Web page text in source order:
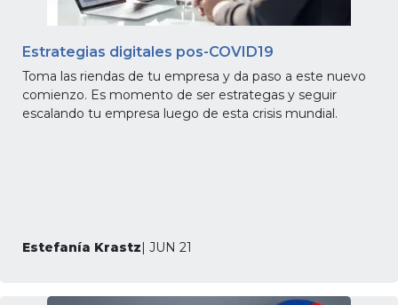
Estrategias digitales pos-COVID19
Toma las riendas de tu empresa y da paso a este nuevo
comienzo. Es momento de ser estrategas y seguir
escalando tu empresa luego de esta crisis mundial.
Estefanía Krastz| JUN 21